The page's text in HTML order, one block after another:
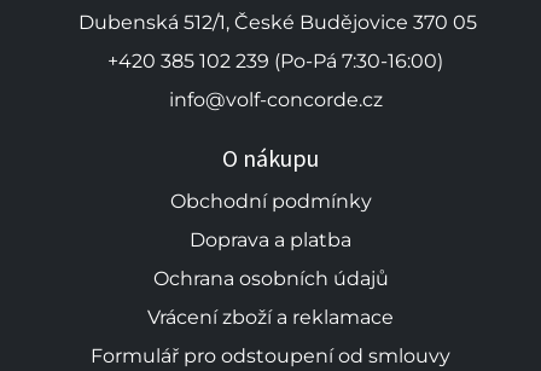
Dubenská 512/1, České Budějovice 370 05
+420 385 102 239 (Po-Pá 7:30-16:00)
info@volf-concorde.cz
O nákupu
Obchodní podmínky
Doprava a platba
Ochrana osobních údajů
Vrácení zboží a reklamace
Formulář pro odstoupení od smlouvy